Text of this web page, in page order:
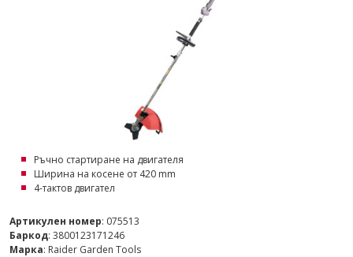
Ръчно стартиране на двигателя
Ширина на косене от 420 mm
4-тактов двигател
Артикулен номер: 075513
Баркод: 3800123171246
Марка: Raider Garden Tools